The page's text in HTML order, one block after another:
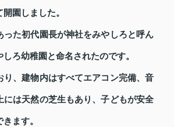
園しました。
った初代園長が神社をみやしろと呼ん
ろ幼稚園と命名されたのです。
り、建物内はすべてエアコン完備、音
には天然の芝生もあり、子どもが安全
ます。